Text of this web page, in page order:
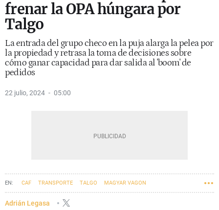
frenar la OPA húngara por
Talgo
La entrada del grupo checo en la puja alarga la pelea por
la propiedad y retrasa la toma de decisiones sobre
cómo ganar capacidad para dar salida al 'boom' de
pedidos
22 julio, 2024 05:00
CAF TRANSPORTE TALGO MAGYAR VAGON
Adrián Legasa